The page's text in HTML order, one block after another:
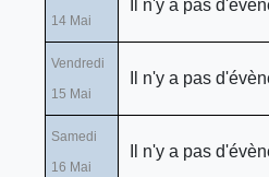
14 Mai
Il n'y a pas
Vendredi
15 Mai
Il n'y a pas
Samedi
16 Mai
Il n'y a pas